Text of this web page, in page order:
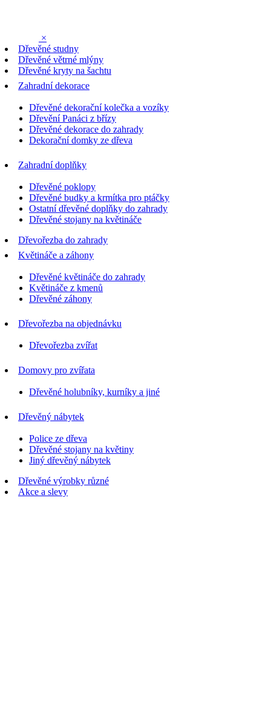
×
Dřevěné studny
Dřevěné větrné mlýny
Dřevěné kryty na šachtu
Zahradní dekorace
Dřevěné dekorační kolečka a vozíky
Dřevění Panáci z břízy
Dřevěné dekorace do zahrady
Dekorační domky ze dřeva
Zahradní doplňky
Dřevěné poklopy
Dřevěné budky a krmítka pro ptáčky
Ostatní dřevěné doplňky do zahrady
Dřevěné stojany na květináče
Dřevořezba do zahrady
Květináče a záhony
Dřevěné květináče do zahrady
Květináče z kmenů
Dřevěné záhony
Dřevořezba na objednávku
Dřevořezba zvířat
Domovy pro zvířata
Dřevěné holubníky, kurníky a jiné
Dřevěný nábytek
Police ze dřeva
Dřevěné stojany na květiny
Jiný dřevěný nábytek
Dřevěné výrobky různé
Akce a slevy